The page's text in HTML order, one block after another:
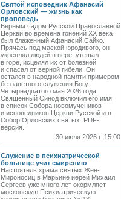
Святой исповедник Афанасий
Орловский — жизнь как
проповедь
Верным чадом Русской Православной
Церкви во времена гонений XX века
был блаженный Афанасий Сайко.
Прячась под маской юродивого, он
укреплял людей в вере, утешал
в горе, исцелял их от болезней
и спасал от верной гибели. Он
остался в народной памяти примером
беззаветного служения Богу.
Четырнадцатого мая 2026 года
Священный Синод включил его имя
в список Собора новомучеников
и исповедников Церкви Русской и в
Собор Орловских святых. PDF-
версия.
30 июля 2026 г. 15:00
Служение в психиатрической
больнице учит смирению
Настоятель храма святых Жен-
Мироносиц в Марьине иерей Михаил
Сергеев уже много лет окормляет
московскую Психиатрическую